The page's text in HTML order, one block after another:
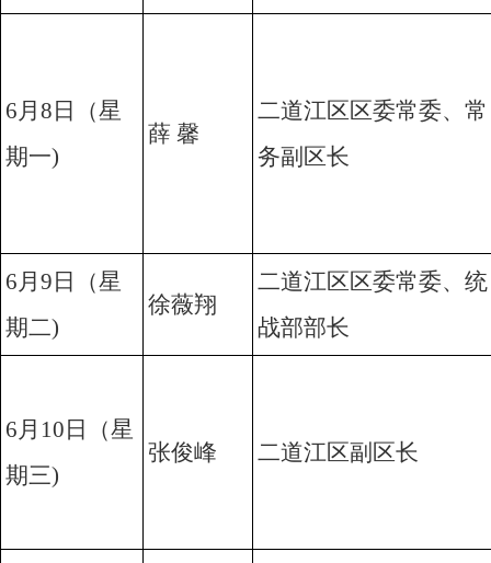
6月8日（星
期一)
薛 馨
二道江区区委常委、常
务副区长
6月9日（星
期二)
徐薇翔
二道江区区委常委、统
战部部长
6月10日（星
期三)
张俊峰 二道江区副区长